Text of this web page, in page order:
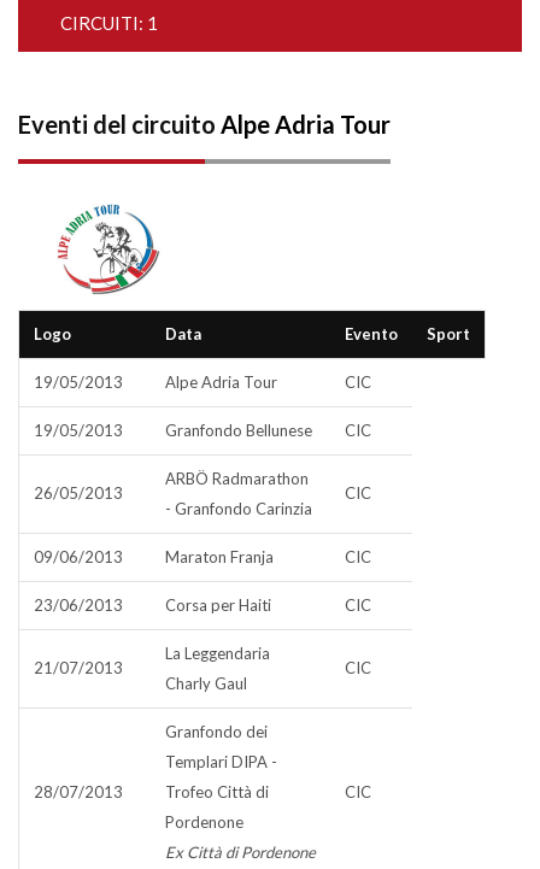
CIRCUITI: 1
Eventi del circuito Alpe Adria Tour
Logo Data Evento Sport
19/05/2013 Alpe Adria Tour CIC
19/05/2013 Granfondo Bellunese CIC
26/05/2013
ARBÖ Radmarathon
- Granfondo Carinzia
CIC
09/06/2013 Maraton Franja CIC
23/06/2013 Corsa per Haiti CIC
21/07/2013
La Leggendaria
Charly Gaul
CIC
28/07/2013
Granfondo dei
Templari DIPA -
Trofeo Città di
Pordenone
Ex Città di Pordenone
CIC